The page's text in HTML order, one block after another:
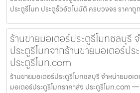
ประตูรีโมท ประตูรั้วอัตโนมัติ ครบวงจร ราคาถู
ร้านขายมอเตอร์ประตูรีโมทชลบุรี
ประตูรีโมทจากร้านขายมอเตอร์ปร
ประตูรีโมท.com
ร้านขายมอเตอร์ประตูรีโมทชลบุรี จำหน่ายมอเ
มอเตอร์ประตูรีโมทราคาส่ง ประตูรีโมท.com